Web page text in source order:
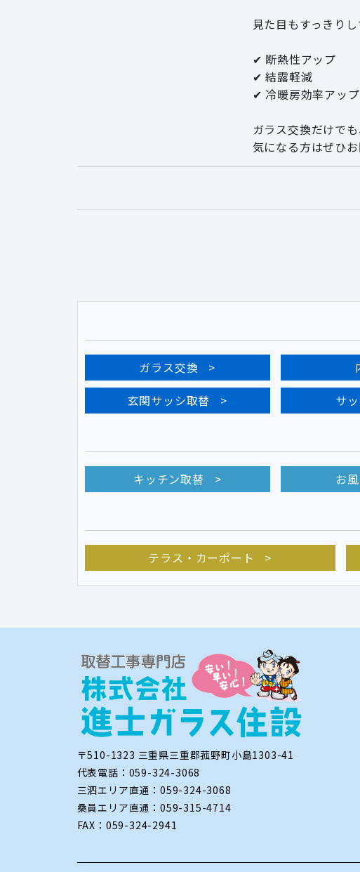
見た目もすっきり
✔ 断熱性アップ
✔ 結露軽減
✔ 冷暖房効率アップ
ガラス交換だけで
気になる方はぜひ
ガラス交換
玄関サッシ取替
サ
キッチン取替 お
テラス・カーポート
〒510-1323 三重県三重郡菰野町小島1303-41
代表電話：059-324-3068
三泗エリア直通：059-324-3068
桑員エリア直通：059-315-4714
FAX：059-324-2941